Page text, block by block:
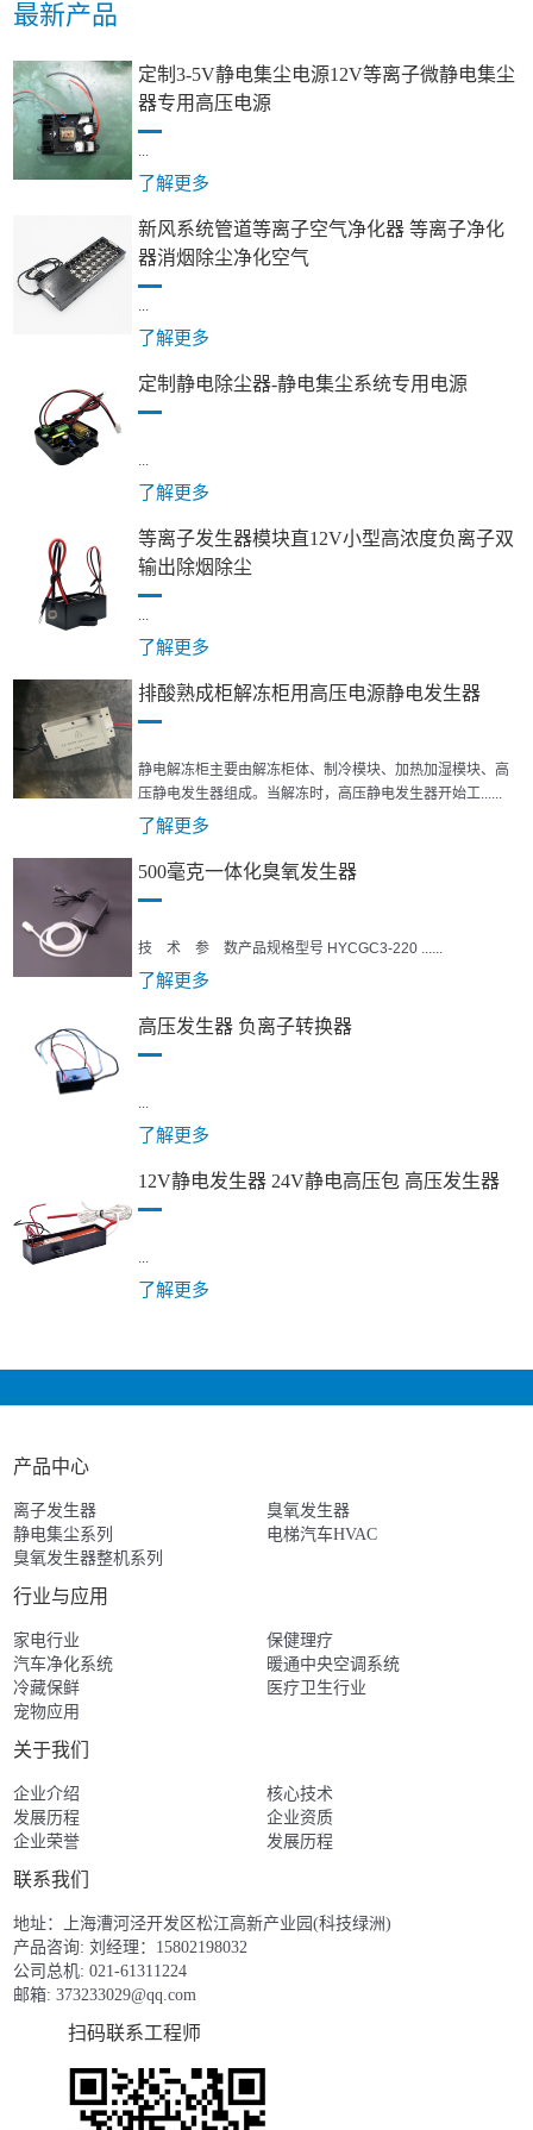
最新产品
定制3-5V静电集尘电源12V等离子微静电集尘
器专用高压电源
了解更多
新风系统管道等离子空气净化器 等离子净化
器消烟除尘净化空气
了解更多
定制静电除尘器-静电集尘系统专用电源
了解更多
等离子发生器模块直12V小型高浓度负离子双
输出除烟除尘
了解更多
排酸熟成柜解冻柜用高压电源静电发生器
静电解冻柜主要由解冻柜体、制冷模块、加热加湿模块、高
压静电发生器组成。当解冻时，高压静电发生器开始工......
了解更多
500毫克一体化臭氧发生器
了解更多
高压发生器 负离子转换器
了解更多
12V静电发生器 24V静电高压包 高压发生器
了解更多
产品中心
离子发生器
臭氧发生器
静电集尘系列
电梯汽车HVAC
臭氧发生器整机系列
行业与应用
家电行业
保健理疗
汽车净化系统
暖通中央空调系统
冷藏保鲜
医疗卫生行业
宠物应用
关于我们
企业介绍
核心技术
发展历程
企业资质
企业荣誉
发展历程
联系我们
地址：上海漕河泾开发区松江高新产业园(科技绿洲)
产品咨询: 刘经理：15802198032
公司总机: 021-61311224
邮箱:373233029@qq.com
扫码联系工程师